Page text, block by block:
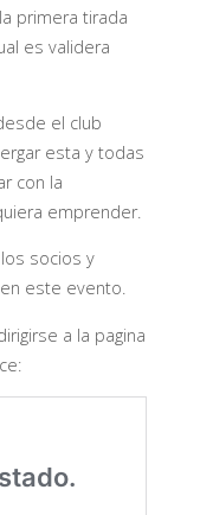
primera tirada
es validera
el club
esta y todas
con la
emprender.
socios y
este evento.
a la pagina